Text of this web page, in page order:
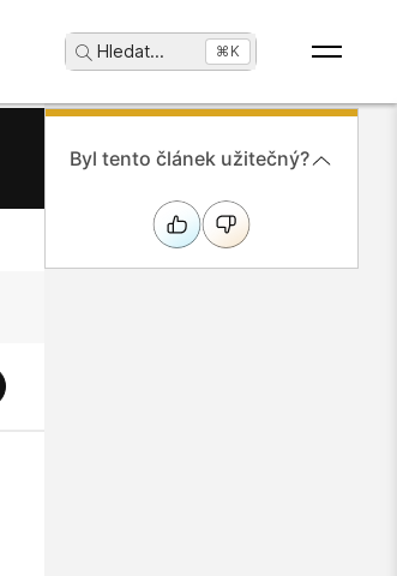
Hledat... ⌘K
Byl tento článek užitečný?